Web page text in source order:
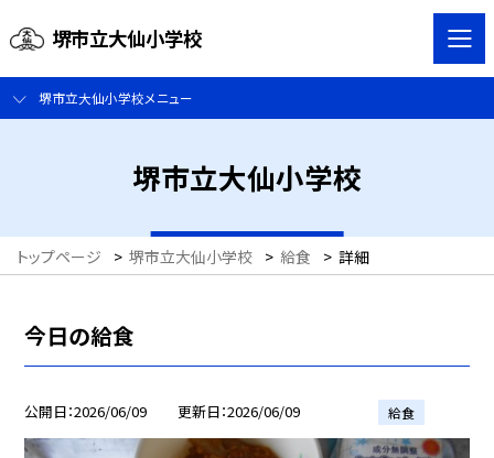
堺市立大仙小学校
堺市立大仙小学校メニュー
堺市立大仙小学校
トップページ > 堺市立大仙小学校 > 給食 > 詳細
今日の給食
公開日 2026/06/09 更新日 2026/06/09 給食